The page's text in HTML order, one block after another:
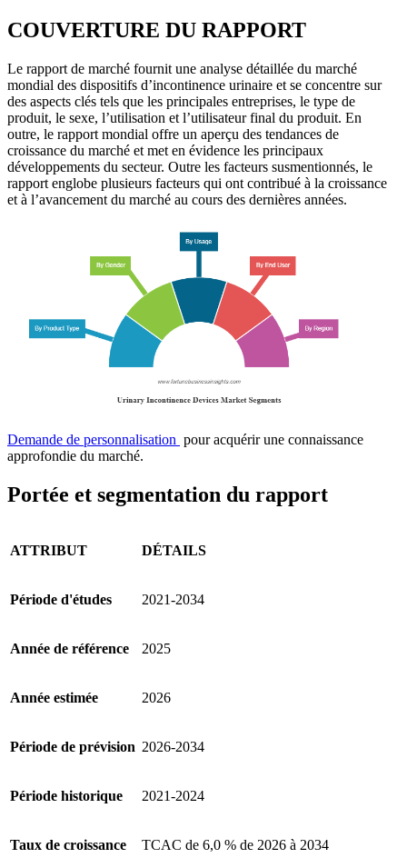
COUVERTURE DU RAPPORT
Le rapport de marché fournit une analyse détaillée du marché
mondial des dispositifs d’incontinence urinaire et se concentre sur
des aspects clés tels que les principales entreprises, le type de
produit, le sexe, l’utilisation et l’utilisateur final du produit. En
outre, le rapport mondial offre un aperçu des tendances de
croissance du marché et met en évidence les principaux
développements du secteur. Outre les facteurs susmentionnés, le
rapport englobe plusieurs facteurs qui ont contribué à la croissance
et à l’avancement du marché au cours des dernières années.
Demande de personnalisation pour acquérir une connaissance
approfondie du marché.
Portée et segmentation du rapport
ATTRIBUT DÉTAILS
Période d'études 2021-2034
Année de référence 2025
Année estimée 2026
Période de prévision 2026-2034
Période historique 2021-2024
Taux de croissance TCAC de 6,0 % de 2026 à 2034